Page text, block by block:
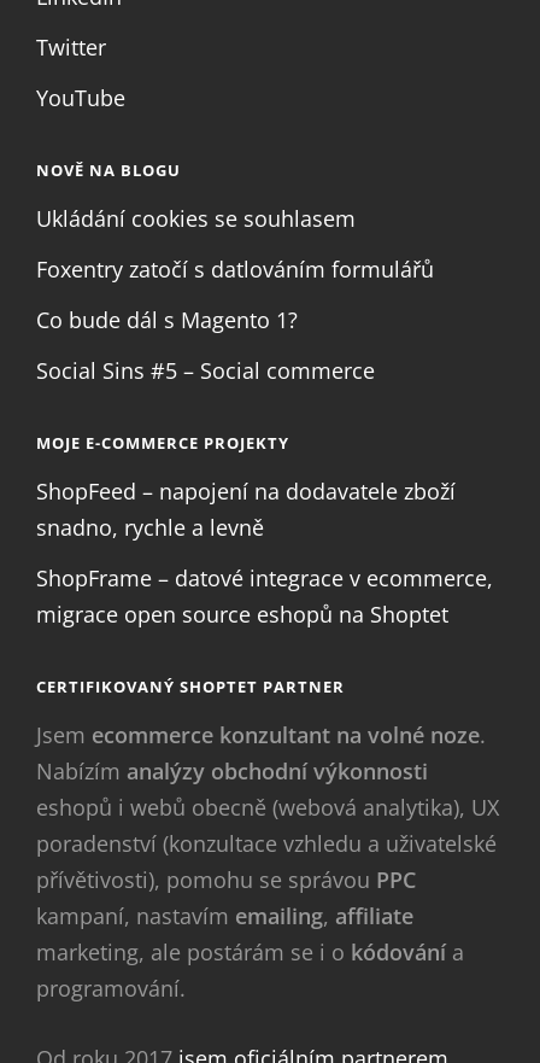
Twitter
YouTube
NOVĚ NA BLOGU
Ukládání cookies se souhlasem
Foxentry zatočí s datlováním formulářů
Co bude dál s Magento 1?
Social Sins #5 – Social commerce
MOJE E-COMMERCE PROJEKTY
ShopFeed – napojení na dodavatele zboží
snadno, rychle a levně
ShopFrame – datové integrace v ecommerce,
migrace open source eshopů na Shoptet
CERTIFIKOVANÝ SHOPTET PARTNER
Jsem ecommerce konzultant na volné noze.
Nabízím analýzy obchodní výkonnosti
eshopů i webů obecně (webová analytika), UX
poradenství (konzultace vzhledu a uživatelské
přívětivosti), pomohu se správou PPC
kampaní, nastavím emailing, affiliate
marketing, ale postárám se i o kódovánía
programování.